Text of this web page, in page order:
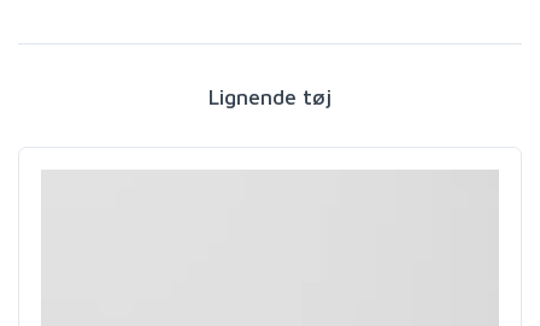
Lignende tøj